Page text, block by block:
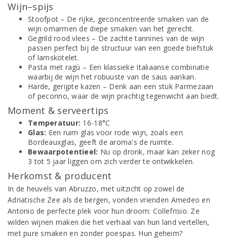
Wijn–spijs
Stoofpot – De rijke, geconcentreerde smaken van de
wijn omarmen de diepe smaken van het gerecht.
Gegrild rood vlees – De zachte tannines van de wijn
passen perfect bij de structuur van een goede biefstuk
of lamskotelet.
Pasta met ragù – Een klassieke Italiaanse combinatie
waarbij de wijn het robuuste van de saus aankan.
Harde, gerijpte kazen – Denk aan een stuk Parmezaan
of pecorino, waar de wijn prachtig tegenwicht aan biedt.
Moment & serveertips
Temperatuur: 16-18°C
Glas: Een ruim glas voor rode wijn, zoals een
Bordeauxglas, geeft de aroma's de ruimte.
Bewaarpotentieel: Nu op dronk, maar kan zeker nog
3 tot 5 jaar liggen om zich verder te ontwikkelen.
Herkomst & producent
In de heuvels van Abruzzo, met uitzicht op zowel de
Adriatische Zee als de bergen, vonden vrienden Amedeo en
Antonio de perfecte plek voor hun droom: Collefrisio. Ze
wilden wijnen maken die het verhaal van hun land vertellen,
met pure smaken en zonder poespas. Hun geheim?